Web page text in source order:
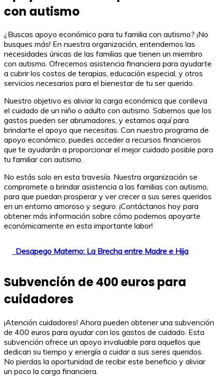
con autismo
¿Buscas apoyo económico para tu familia con autismo? ¡No
busques más! En nuestra organización, entendemos las
necesidades únicas de las familias que tienen un miembro
con autismo. Ofrecemos asistencia financiera para ayudarte
a cubrir los costos de terapias, educación especial, y otros
servicios necesarios para el bienestar de tu ser querido.
Nuestro objetivo es aliviar la carga económica que conlleva
el cuidado de un niño o adulto con autismo. Sabemos que los
gastos pueden ser abrumadores, y estamos aquí para
brindarte el apoyo que necesitas. Con nuestro programa de
apoyo económico, puedes acceder a recursos financieros
que te ayudarán a proporcionar el mejor cuidado posible para
tu familiar con autismo.
No estás solo en esta travesía. Nuestra organización se
compromete a brindar asistencia a las familias con autismo,
para que puedan prosperar y ver crecer a sus seres queridos
en un entorno amoroso y seguro. ¡Contáctanos hoy para
obtener más información sobre cómo podemos apoyarte
económicamente en esta importante labor!
Desapego Materno: La Brecha entre Madre e Hija
Subvención de 400 euros para
cuidadores
¡Atención cuidadores! Ahora pueden obtener una subvención
de 400 euros para ayudar con los gastos de cuidado. Esta
subvención ofrece un apoyo invaluable para aquellos que
dedican su tiempo y energía a cuidar a sus seres queridos.
No pierdas la oportunidad de recibir este beneficio y aliviar
un poco la carga financiera.